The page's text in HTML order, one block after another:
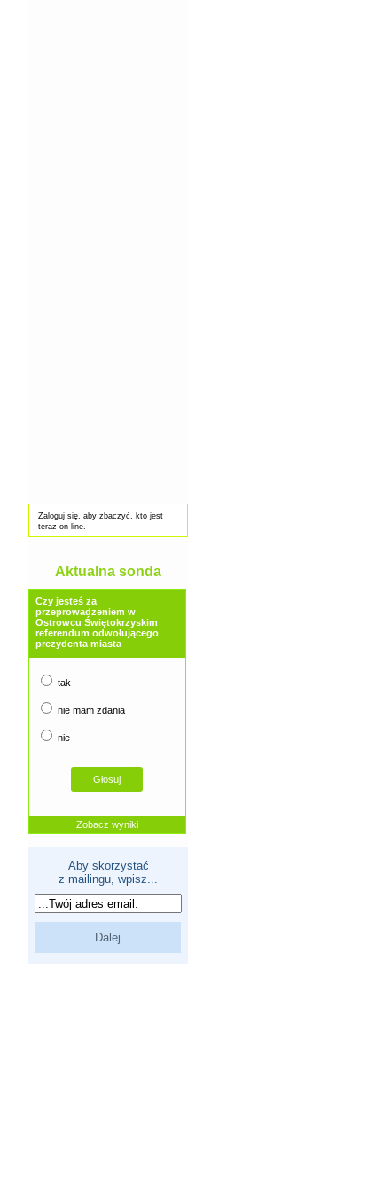
Zaloguj się, aby zbaczyć, kto jest
teraz on-line.
Aktualna sonda
Czy jesteś za
przeprowadzeniem w
Ostrowcu Świętokrzyskim
referendum odwołującego
prezydenta miasta
tak
nie mam zdania
nie
Zobacz wyniki
Aby skorzystać
z mailingu, wpisz...